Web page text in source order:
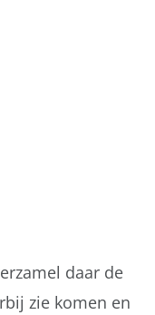
daar de
zie komen en